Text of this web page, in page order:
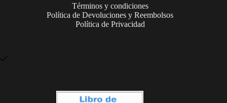
Términos y condiciones
Política de Devoluciones y Reembolsos
Política de Privacidad